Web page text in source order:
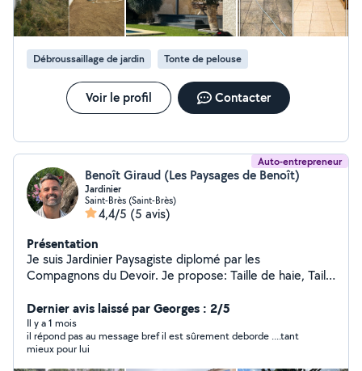
débroussaillage et élagage. CN Jardin met un point
d'honneur à fournir un travail de qualité, dans le respect
des délais, de l'environnement et des attentes de ses
clients. L'entreprise privilégie des solutions durables et
personnalisées afin de créer des extérieurs esthétiques,
fonctionnels et faciles à entretenir.
Débroussaillage de jardin Tonte de pelouse
Voir le profil Contacter
Auto-entrepreneur
Benoît Giraud (Les Paysages de Benoît)
Jardinier
Saint-Brès (Saint-Brès)
4,4/5 (5 avis)
Présentation
Je suis Jardinier Paysagiste diplomé par les
Compagnons du Devoir. Je propose: Taille de haie, Taille
Elagage, Plantation.
Dernier avis laissé par Georges : 2/5
Il y a 1 mois
il répond pas au message bref il est sûrement deborde ....tant
mieux pour lui